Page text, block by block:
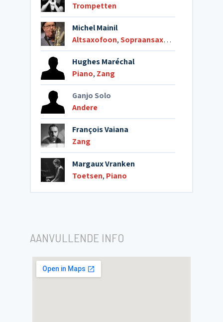
Trompetten
Michel Mainil
Altsaxofoon,Sopraansaxofoon
Hughes Maréchal
Piano, Zang
Ganjo Solo
Andere
François Vaiana
Zang
Margaux Vranken
Toetsen, Piano
AANVULLENDE INFO